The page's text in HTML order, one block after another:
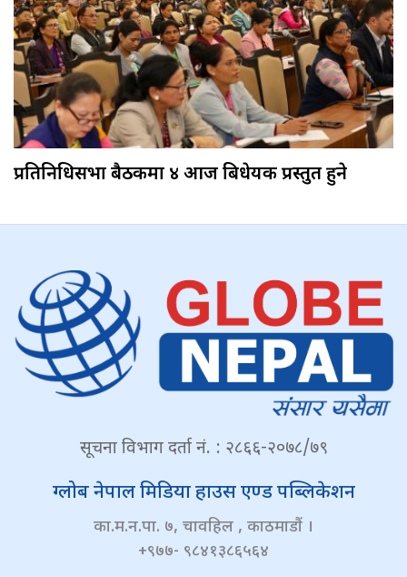
प्रतिनिधिसभा बैठकमा ४ आज बिधेयक प्रस्तुत हुने
सूचना विभाग दर्ता नं. : २८६६-२०७८/७९
ग्लोब नेपाल मिडिया हाउस एण्ड पब्लिकेशन
का.म.न.पा. ७, चावहिल , काठमाडौं ।
+९७७- ९८४१३८६५६४